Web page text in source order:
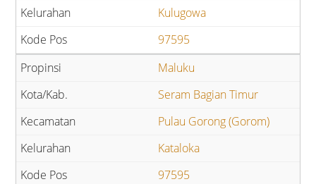
Kulugowa
97595
Maluku
Seram Bagian Timur
Pulau Gorong (Gorom)
Kataloka
97595